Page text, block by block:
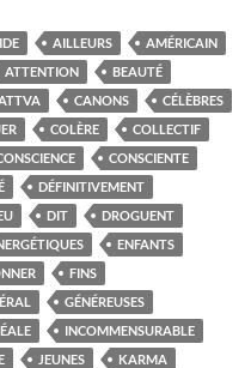
AILLEURS
AMÉRICAIN
ATTENTION
BEAUTÉ
CANONS
CÉLÈBRES
COLÈRE
COLLECTIF
CONSCIENTE
DÉFINITIVEMENT
DIT
DROGUENT
ENFANTS
FINS
GÉNÉREUSES
INCOMMENSURABLE
JEUNES
KARMA